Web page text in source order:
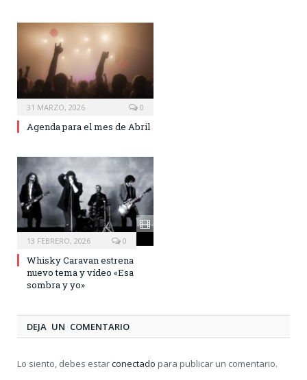
31 MARZO, 2026 0
Agenda para el mes de Abril
13 FEBRERO, 2026 0
Whisky Caravan estrena
nuevo tema y vídeo «Esa
sombra y yo»
DEJA UN COMENTARIO
Lo siento, debes estarconectado para publicar un comentario.